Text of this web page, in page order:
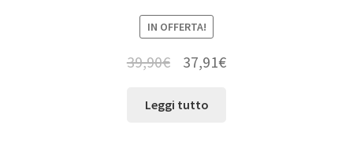
IN OFFERTA!
39,90€ 37,91€
Leggi tutto